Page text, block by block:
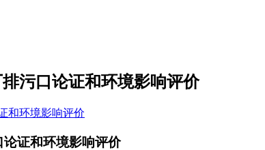
污口论证和环境影响评价
证和环境影响评价